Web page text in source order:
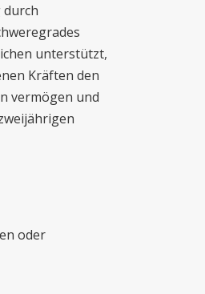
durch
unterstützt,
Kräften den
vermögen und
oder